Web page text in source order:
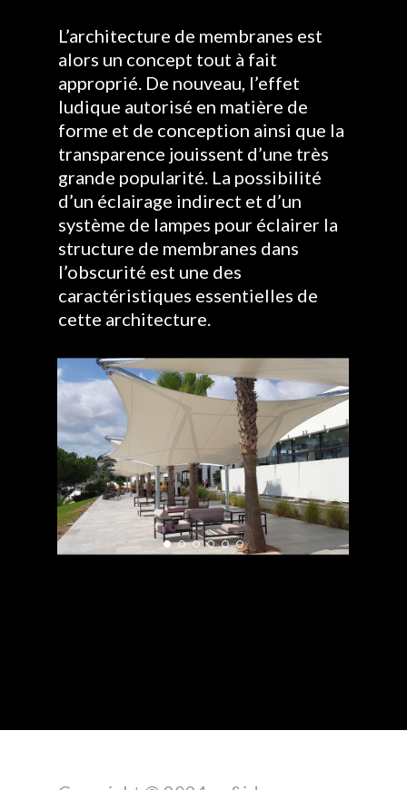
L’architecture de membranes est
alors un concept tout à fait
approprié. De nouveau, l’effet
ludique autorisé en matière de
forme et de conception ainsi que la
transparence jouissent d’une très
grande popularité. La possibilité
d’un éclairage indirect et d’un
système de lampes pour éclairer la
structure de membranes dans
l’obscurité est une des
caractéristiques essentielles de
cette architecture.